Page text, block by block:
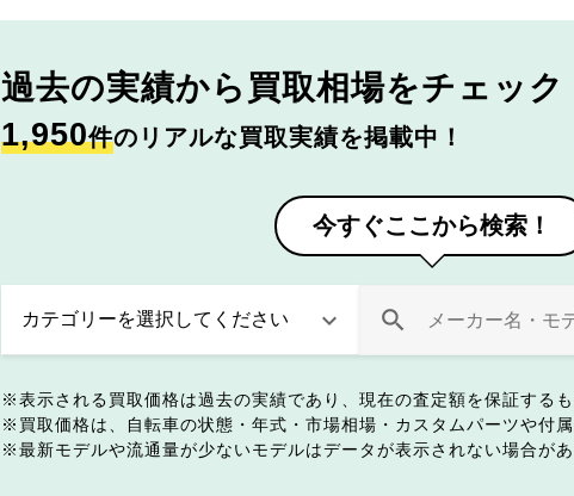
過去の実績から 買取相場をチェック
1,950件のリアルな買取実績を掲載中！
今すぐここから検索！
表示される買取価格は過去の実績であり、現在の査定額を保証するも
買取価格は、自転車の状態・年式・市場相場・カスタムパーツや付
最新モデルや流通量が少ないモデルはデータが表示されない場合があ